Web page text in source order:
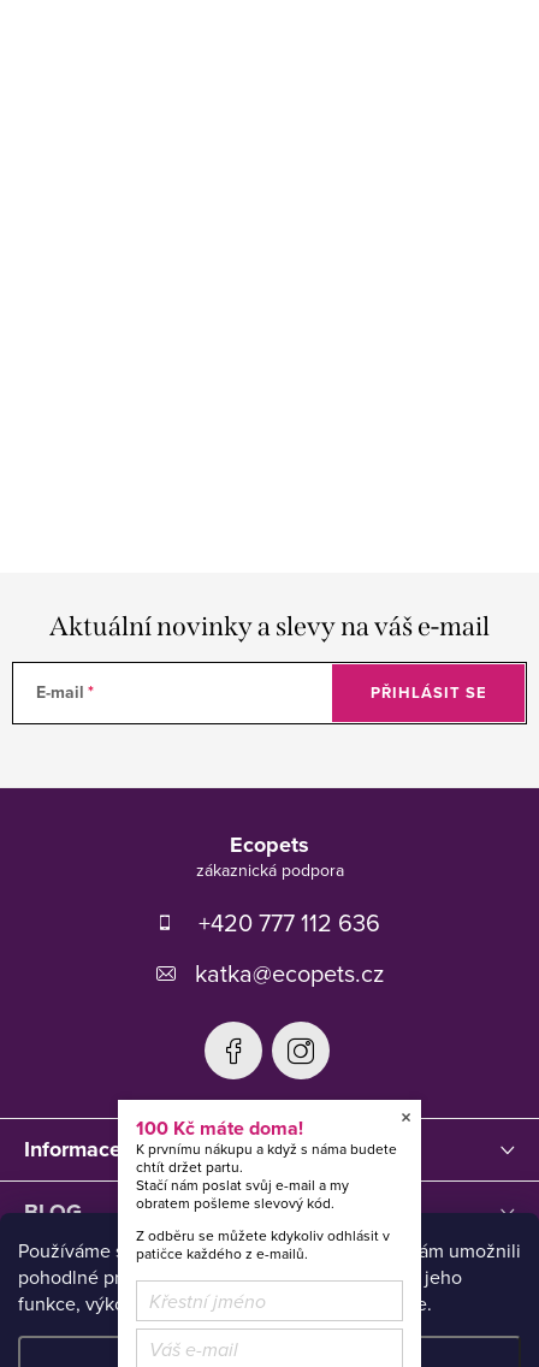
Používáme sušenky, neboli cookies, abychom Vám umožnili
pohodlné prohlížení webu a neustále zlepšovali jeho
funkce, výkon a použitelnost. Více informací zde.
Nastavení
Aktuální novinky a slevy na váš e-mail
E-mail PŘIHLÁSIT SE
Informace
Ecopets
+420 777 112 636
katka@ecopets.cz
BLOG
×
100 Kč máte doma!
K prvnímu nákupu a když s náma budete
chtít držet partu.
Stačí nám poslat svůj e-mail a my
obratem pošleme slevový kód.
Z odběru se můžete kdykoliv odhlásit v
patičce každého z e-mailů.